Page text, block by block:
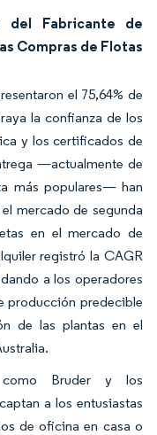
del Fabricante de
Compras de Flotas
el 75,64% de
la confianza de los
y los certificados de
—actualmente de
más populares— han
mercado de segunda
en el mercado de
registró la CAGR
a los operadores
producción predecible
de las plantas en el
como Bruder y los
a los entusiastas
de oficina en casa o